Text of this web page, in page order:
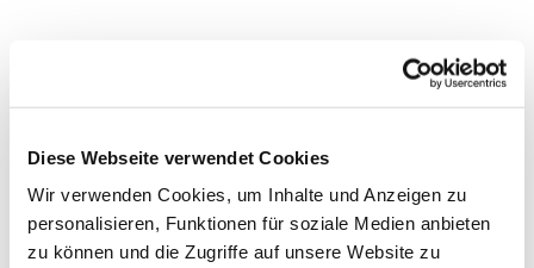
Diese Webseite verwendet Cookies
Wir verwenden Cookies, um Inhalte und Anzeigen zu
personalisieren, Funktionen für soziale Medien anbieten
zu können und die Zugriffe auf unsere Website zu